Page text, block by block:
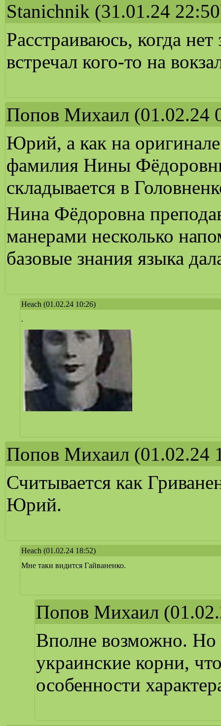
Stanichnik (31.01.24
Расстраиваюсь, когда
встречал кого-то на
Попов Михаил (01.02.24
Юрий, а как на
фамилия Нины
складывается в
Нина Фёдоровна
манерами несколько
базовые знания языка
Heach (01.02.24 10:26)
.
Попов Михаил (01.02.24
Считывается как
Юрий.
Heach (01.02.24 18:52)
Мне таки видится Гайваненко.
Попов Михаил
Вполне возможно. Но
украинские корни,
особенности